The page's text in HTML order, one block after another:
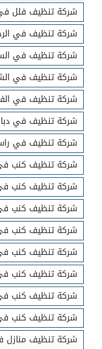
شركة تنظيف فلل
شركة تنظيف في
شركة تنظيف في
شركة تنظيف في
شركة تنظيف في
شركة تنظيف في دبا
شركة تنظيف في
شركة تنظيف كنب
شركة تنظيف كنب
شركة تنظيف كنب
شركة تنظيف كنب
شركة تنظيف كنب
شركة تنظيف كنب
شركة تنظيف كنب
شركة تنظيف كنب
شركة تنظيف منازل